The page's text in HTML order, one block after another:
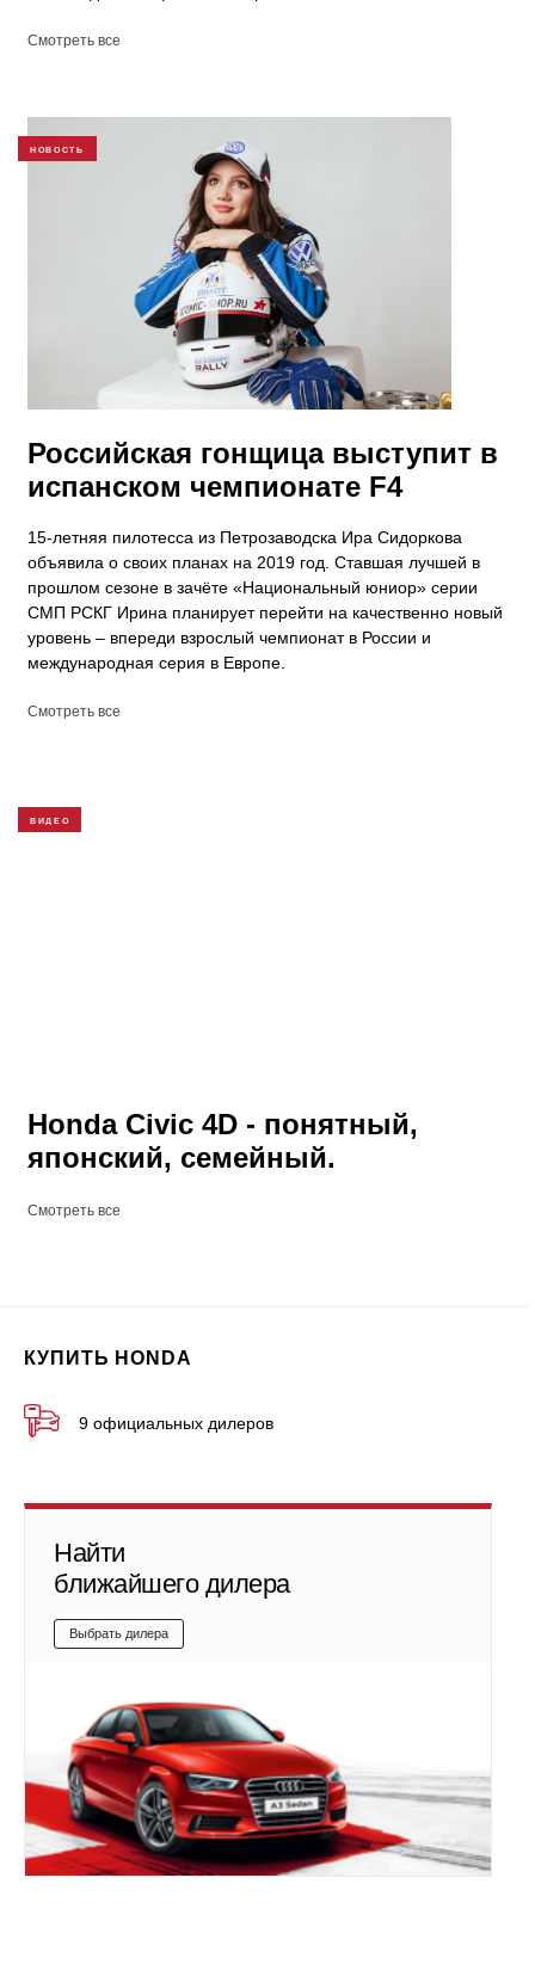
Смотреть все
НОВОСТЬ
Российская гонщица выступит в
испанском чемпионате F4
15-летняя пилотесса из Петрозаводска Ира Сидоркова
объявила о своих планах на 2019 год. Ставшая лучшей в
прошлом сезоне в зачёте «Национальный юниор» серии
СМП РСКГ Ирина планирует перейти на качественно новый
уровень – впереди взрослый чемпионат в России и
международная серия в Европе.
Смотреть все
ВИДЕО
Honda Civic 4D - понятный,
японский, семейный.
Смотреть все
КУПИТЬ HONDA
9 официальных дилеров
Найти
ближайшего дилера
Выбрать дилера